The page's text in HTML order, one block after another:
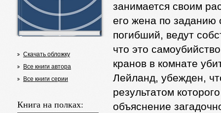
Скачать обложку
Все книги автора
Все книги серии
Книга на полках:
занимается своим
его жена по заданию
погибший, ведут
что это
кранов в комнате
Лейланд, убежден,
результатом
объяснение